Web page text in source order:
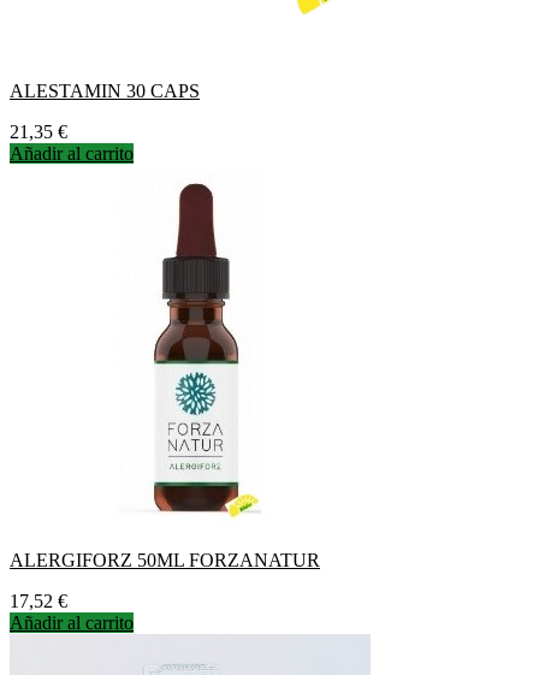
ALESTAMIN 30 CAPS
Precio
21,35 €
Añadir al carrito
ALERGIFORZ 50ML FORZANATUR
Precio
17,52 €
Añadir al carrito